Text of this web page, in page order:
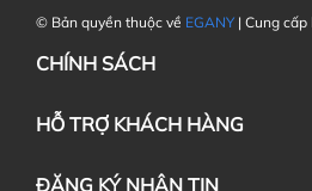
© Bản quyền thuộc về EGANY | Cung cấp
CHÍNH SÁCH
HỖ TRỢ KHÁCH HÀNG
ĐĂNG KÝ NHẬN TIN